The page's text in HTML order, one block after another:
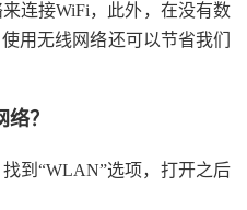
连接WiFi，此外，在没有数
用无线网络还可以节省我们
？
到“WLAN”选项，打开之后